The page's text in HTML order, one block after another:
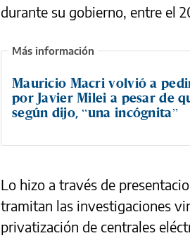
durante su gobierno, entre el
Mauricio Macri volvió a
por Javier Milei a pesar de
según dijo, “una incógnita”
Lo hizo a través de
tramitan las investigaciones
privatización de centrales